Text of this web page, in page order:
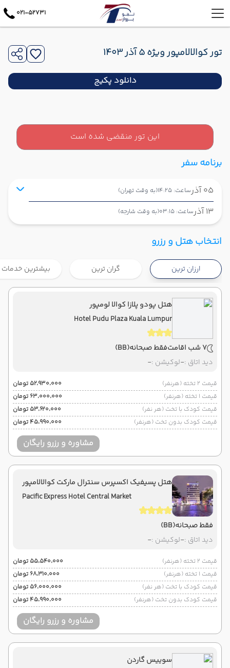
021-52731
تور کوالالامپور ویژه 5 آذر 1403
دانلود پکیج
این تور منقضی شده است
برنامه سفر
05 آذر ساعت: 14:25 (به وقت تهران)
13 آذر ساعت: 03:15 (به وقت شارجه)
شروع سفر تهران ,
نوع سفر :هواییEconomy ایرعربیا
ساعت حرکت :14:25
02:00
پایان سفر شارجه , فرودگاه بین‌المللی شارجه
تهران ,
نوع سفر :هواییEconomy
انتخاب هتل و رزرو
ارزان ترین گران ترین بیشترین خدمات
هتل پودو پلازا کوالا لومپور
Hotel Pudu Plaza Kuala Lumpur
7 شب اقامت فقط صبحانه(BB)
دید اتاق :-لوکیشن :-
قیمت 2 تخته (هرنفر)
۵۲٬۹۳۰٬۰۰۰ تومان
قیمت 1 تخته (هرنفر)
۶۳٬۰۰۰٬۰۰۰ تومان
قیمت کودک با تخت (هر نفر)
۵۳٬۶۲۰٬۰۰۰ تومان
قیمت کودک بدون تخت (هرنفر)
۴۵٬۹۹۰٬۰۰۰ تومان
مشاوره و رزرو رایگان
هتل پسیفیک اکسپرس سنترال مارکت کوالالامپور
Pacific Express Hotel Central Market
فقط صبحانه(BB)
دید اتاق :-لوکیشن :-
قیمت 2 تخته (هرنفر)
۵۵٬۵۴۰٬۰۰۰ تومان
قیمت 1 تخته (هرنفر)
۶۸٬۳۱۰٬۰۰۰ تومان
قیمت کودک با تخت (هر نفر)
۵۶٬۰۰۰٬۰۰۰ تومان
قیمت کودک بدون تخت (هرنفر)
۴۵٬۹۹۰٬۰۰۰ تومان
مشاوره و رزرو رایگان
سوییس گاردن